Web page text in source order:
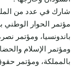
شارك في عدد من
مؤتمر الحوار
باندونسيا، ومؤتمر
ومؤتمر الإسلام
بالمملكة، ومؤتمر